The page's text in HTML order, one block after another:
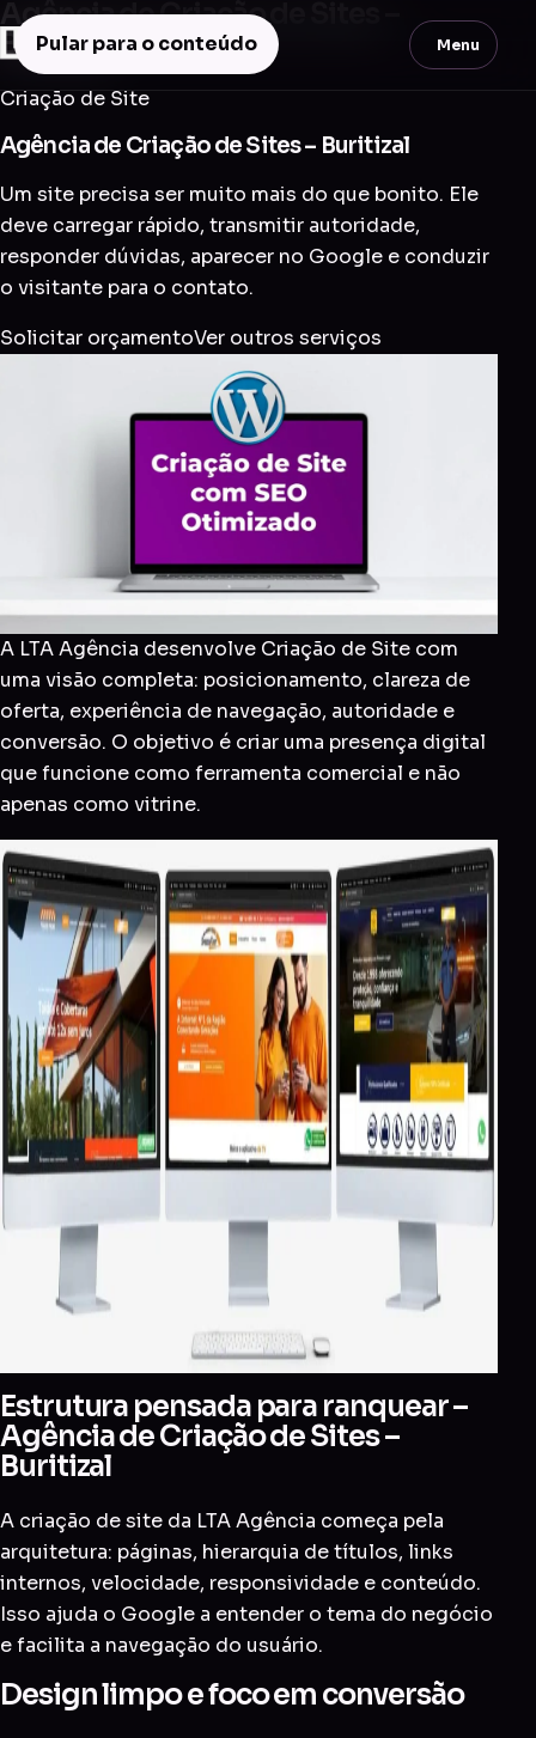
Pular para o conteúdo Menu
Agência de Criação de Sites –
Buritizal
Criação de Site
Agência de Criação de Sites – Buritizal
Um site precisa ser muito mais do que bonito. Ele
deve carregar rápido, transmitir autoridade,
responder dúvidas, aparecer no Google e conduzir
o visitante para o contato.
Solicitar orçamentoVer outros serviços
A LTA Agência desenvolve Criação de Site com
uma visão completa: posicionamento, clareza de
oferta, experiência de navegação, autoridade e
conversão. O objetivo é criar uma presença digital
que funcione como ferramenta comercial e não
apenas como vitrine.
Estrutura pensada para ranquear –
Agência de Criação de Sites –
Buritizal
A criação de site da LTA Agência começa pela
arquitetura: páginas, hierarquia de títulos, links
internos, velocidade, responsividade e conteúdo.
Isso ajuda o Google a entender o tema do negócio
e facilita a navegação do usuário.
Design limpo e foco em conversão